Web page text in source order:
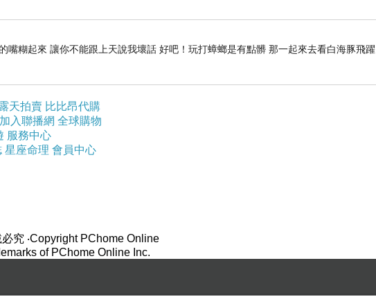
嘴糊起來 讓你不能跟上天說我壞話 好吧！玩打蟑螂是有點髒 那一起來去看白海豚飛躍
天拍賣 比比昂代購
加入聯播網 全球購物
服務中心
星座命理 會員中心
必究 ‧Copyright PChome Online
of PChome Online Inc.